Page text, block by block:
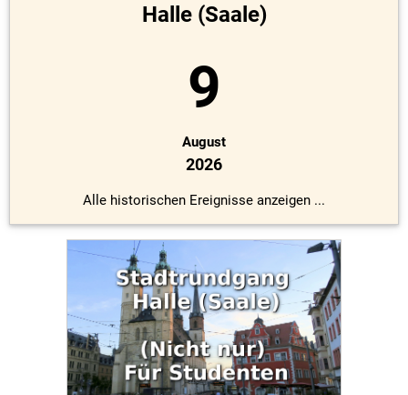
Halle (Saale)
9
August
2026
Alle historischen Ereignisse anzeigen ...